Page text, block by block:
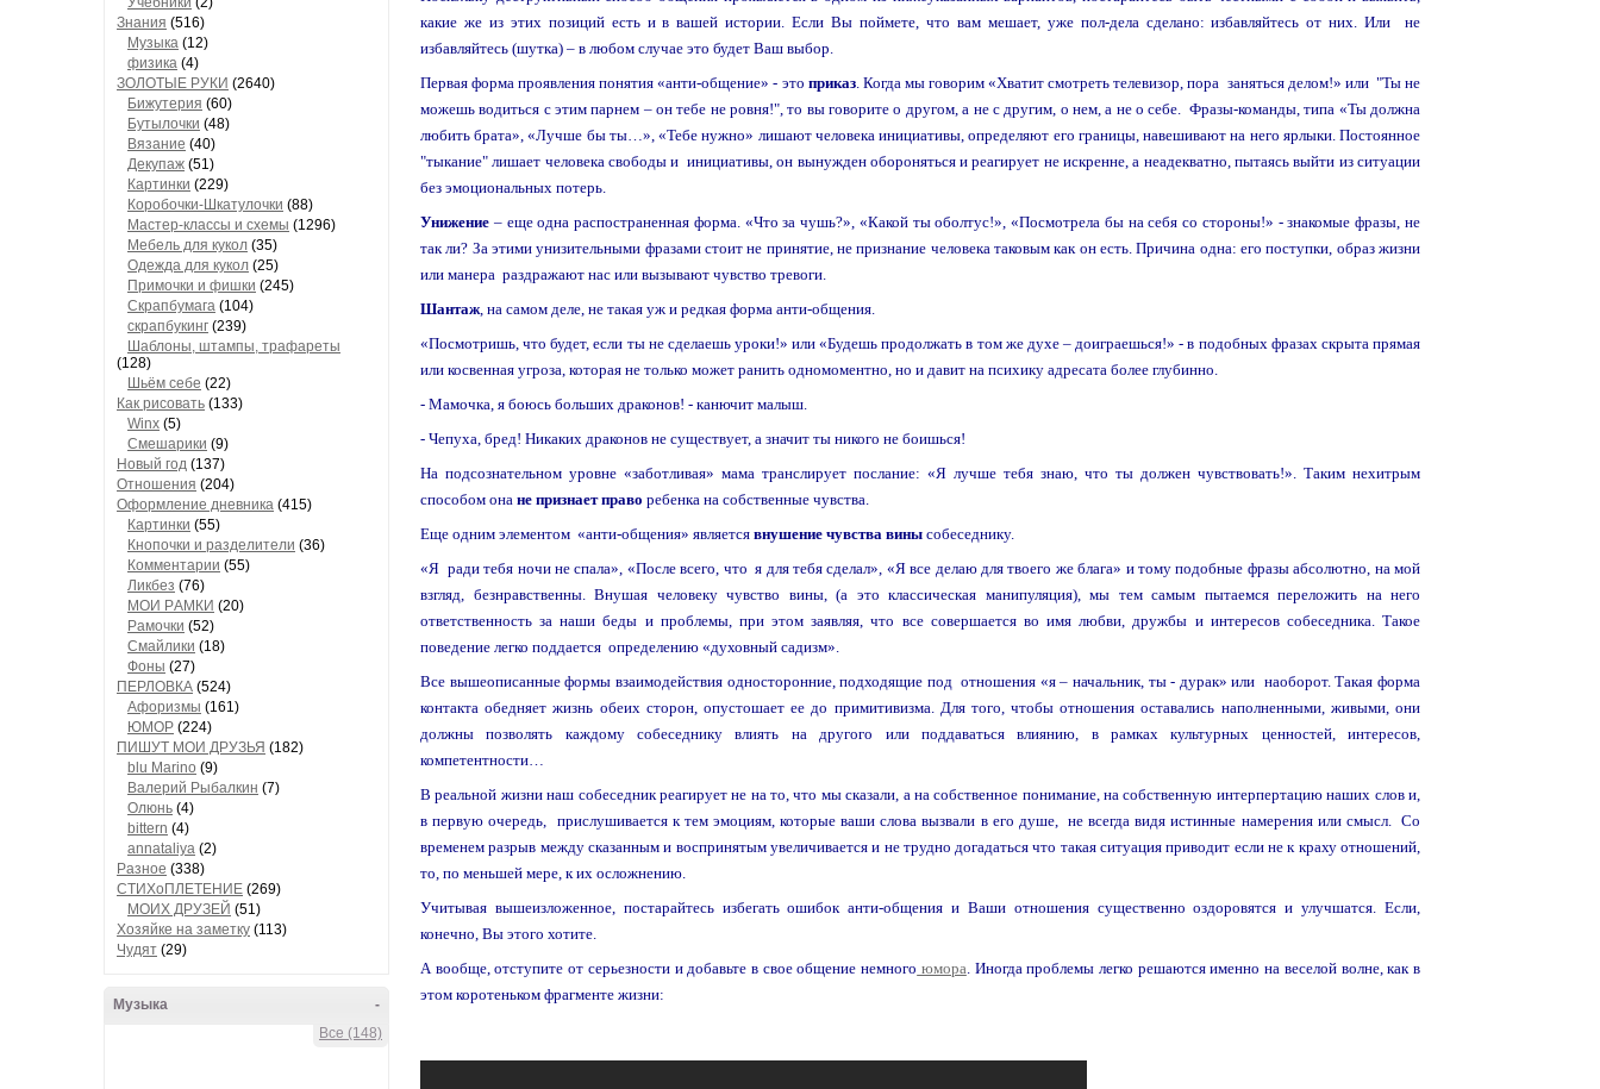
Знания (516)
Музыкa (12)
физика (4)
ЗОЛОТЫЕ РУКИ (2640)
Бижутерия (60)
Бутылочки (48)
Вязaние (40)
Декупaж (51)
Кaртинки (229)
Коробочки-Шкатулочки (88)
Мастер-классы и схемы (1296)
Мебель для кукол (35)
Одеждa для кукол (25)
Примочки и фишки (245)
Скрaпбумaгa (104)
скрапбукинг (239)
Шaблоны, штaмпы, трaфaреты
(128)
Шьём себе (22)
Как рисовать (133)
Winx (5)
Смешарики (9)
Новый год (137)
Отношения (204)
Оформление дневника (415)
Кaртинки (55)
Кнопочки и рaзделители (36)
Комментaрии (55)
Ликбез (76)
МОИ РAМКИ (20)
Рaмочки (52)
Смaйлики (18)
Фоны (27)
ПЕРЛОВКА (524)
Aфоризмы (161)
ЮМОР (224)
ПИШУТ МОИ ДРУЗЬЯ (182)
blu Marino (9)
Валерий Рыбалкин (7)
Олюнь (4)
bittern (4)
annataliya (2)
Разное (338)
СТИХоПЛЕТЕНИЕ (269)
МОИХ ДРУЗЕЙ (51)
Хозяйке на заметку (113)
Чудят (29)
-
Музыка
Все (148)
какие же из этих позиций есть и в вашей истории. Если Вы поймете, что вам мешает, уже пол-дела сделано: избавляйтесь от них. Или не
избавляйтесь (шутка) – в любом случае это будет Ваш выбор.
Первая форма проявления понятия «анти-общение» - это приказ. Когда мы говорим «Хватит смотреть телевизор, пора заняться делом!» или "Ты не
можешь водиться с этим парнем – он тебе не ровня!", то вы говорите о другом, а не с другим, о нем, а не о себе. Фразы-команды, типа «Ты должна
любить брата», «Лучше бы ты…», «Тебе нужно» лишают человека инициативы, определяют его границы, навешивают на него ярлыки. Постоянное
"тыкание" лишает человека свободы и инициативы, он вынужден обороняться и реагирует не искренне, а неадекватно, пытаясь выйти из ситуации
без эмоциональных потерь.
Унижение – еще одна распостраненная форма. «Что за чушь?», «Какой ты оболтус!», «Посмотрела бы на себя со стороны!» - знакомые фразы, не
так ли? За этими унизительными фразами стоит не принятие, не признание человека таковым как он есть. Причина одна: его поступки, образ жизни
или манера раздражают нас или вызывают чувство тревоги.
Шантаж, на самом деле, не такая уж и редкая форма анти-общения.
«Посмотришь, что будет, если ты не сделаешь уроки!» или «Будешь продолжать в том же духе – доиграешься!» - в подобных фразах скрыта прямая
или косвенная угроза, которая не только может ранить одномоментно, но и давит на психику адресата более глубинно.
- Мамочка, я боюсь больших драконов! - канючит малыш.
- Чепуха, бред! Никаких драконов не существует, а значит ты никого не боишься!
На подсознательном уровне «заботливая» мама транслирует послание: «Я лучше тебя знаю, что ты должен чувствовать!». Таким нехитрым
способом она не признает право ребенка на собственные чувства.
Еще одним элементом «анти-общения» является внушение чувства вины собеседнику.
«Я ради тебя ночи не спала», «После всего, что я для тебя сделал», «Я все делаю для твоего же блага» и тому подобные фразы абсолютно, на мой
взгляд, безнравственны. Внушая человеку чувство вины, (а это классическая манипуляция), мы тем самым пытаемся переложить на него
ответственность за наши беды и проблемы, при этом заявляя, что все совершается во имя любви, дружбы и интересов собеседника. Такое
поведение легко поддается определению «духовный садизм».
Все вышеописанные формы взаимодействия односторонние, подходящие под отношения «я – начальник, ты - дурак» или наоборот. Такая форма
контакта обедняет жизнь обеих сторон, опустошает ее до примитивизма. Для того, чтобы отношения оставались наполненными, живыми, они
должны позволять каждому собеседнику влиять на другого или поддаваться влиянию, в рамках культурных ценностей, интересов,
компетентности…
В реальной жизни наш собеседник реагирует не на то, что мы сказали, а на собственное понимание, на собственную интерпертацию наших слов и,
в первую очередь, прислушивается к тем эмоциям, которые ваши слова вызвали в его душе, не всегда видя истинные намерения или смысл. Со
временем разрыв между сказанным и воспринятым увеличивается и не трудно догадаться что такая ситуация приводит если не к краху отношений,
то, по меньшей мере, к их осложнению.
Учитывая вышеизложенное, постарайтесь избегать ошибок анти-общения и Ваши отношения существенно оздоровятся и улучшатся. Если,
конечно, Вы этого хотите.
А вообще, отступите от серьезности и добавьте в свое общение немного юмора. Иногда проблемы легко решаются именно на веселой волне, как в
этом коротеньком фрагменте жизни: